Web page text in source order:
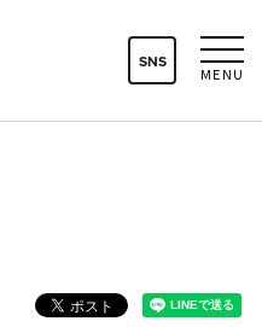
MENU
SNS